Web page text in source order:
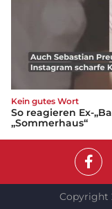
Kein gutes Wort
So reagieren Ex-
„Sommerhaus“
Copyright